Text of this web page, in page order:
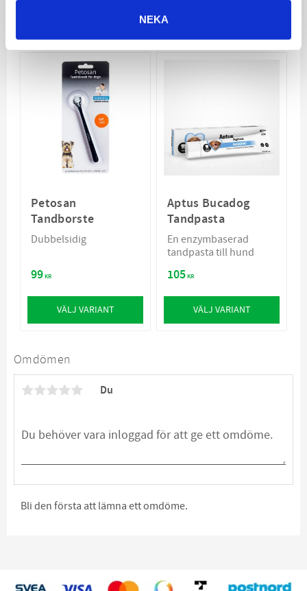
NEKA
Omdömen
Du
Bli den första att lämna ett omdöme.
Petosan
Tandborste
Dubbelsidig
99KR
VÄLJ VARIANT
Aptus Bucadog
Tandpasta
En enzymbaserad
tandpasta till hund
105KR
VÄLJ VARIANT